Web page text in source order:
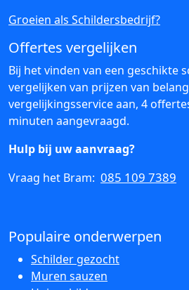
Groeien als Schildersbedrijf?
Offertes vergelijken
Bij het vinden van een geschikte
vergelijken van prijzen van
vergelijkingsservice aan, 4
minuten aangevraagd.
Hulp bij uw aanvraag?
Vraag het Bram: 085 109 7389
Populaire onderwerpen
Schilder gezocht
Muren sauzen